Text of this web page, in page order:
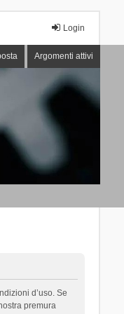
Login
Argomenti attivi
d’uso. Se
premura